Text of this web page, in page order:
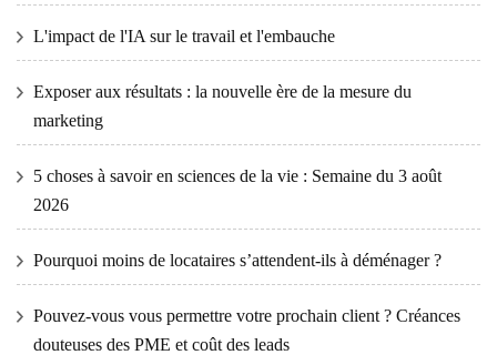
L'impact de l'IA sur le travail et l'embauche
Exposer aux résultats : la nouvelle ère de la mesure du
marketing
5 choses à savoir en sciences de la vie : Semaine du 3 août
2026
Pourquoi moins de locataires s’attendent-ils à déménager ?
Pouvez-vous vous permettre votre prochain client ? Créances
douteuses des PME et coût des leads